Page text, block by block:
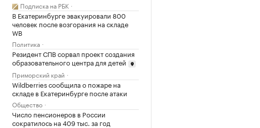
Подписка на РБК
В Екатеринбурге эвакуировали 800
человек после возгорания на складе
WB
Политика
Резидент СПВ сорвал проект создания
образовательного центра для детей
Приморский край
Wildberries сообщила о пожаре на
складе в Екатеринбурге после атаки
Общество
Число пенсионеров в России
сократилось на 409 тыс. за год